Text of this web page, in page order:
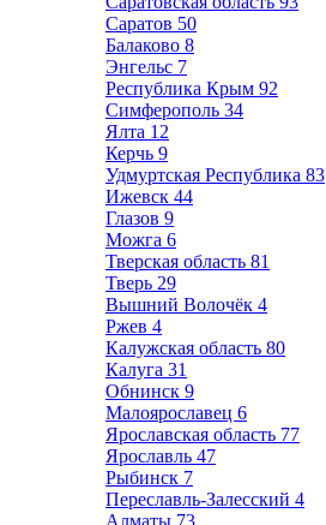
Саратов 50
Балаково 8
Энгельс 7
Республика Крым 92
Симферополь 34
Ялта 12
Керчь 9
Удмуртская Республика 83
Ижевск 44
Глазов 9
Можга 6
Тверская область 81
Тверь 29
Вышний Волочёк 4
Ржев 4
Калужская область 80
Калуга 31
Обнинск 9
Малоярославец 6
Ярославская область 77
Ярославль 47
Рыбинск 7
Переславль-Залесский 4
Алматы 73